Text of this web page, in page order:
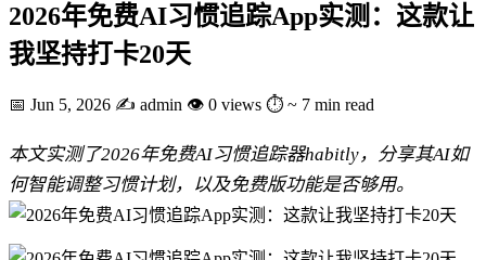
2026年免费AI习惯追踪App实测：这款让
我坚持打卡20天
📅 Jun 5, 2026 ✍️ admin 👁 0 views ⏱ ~ 7 min read
本文实测了2026年免费AI习惯追踪器habitly，分享其AI如
何智能调整习惯计划，以及免费版功能是否够用。